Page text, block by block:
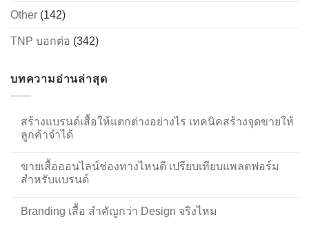
Other (142)
TNP บอกต่อ (342)
บทความอ่านล่าสุด
สร้างแบรนด์เสื้อให้แตกต่างอย่างไร เทคนิคสร้างจุดขายให้
ลูกค้าจำได้
ขายเสื้อออนไลน์ช่องทางไหนดี เปรียบเทียบแพลตฟอร์ม
สำหรับแบรนด์
Branding เสื้อ สำคัญกว่า Design จริงไหม